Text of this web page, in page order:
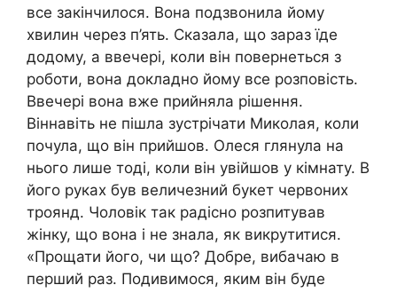
все закінчилося. Вона подзвонила йому
хвилин через п’ять. Сказала, що зараз їде
додому, а ввечері, коли він повернеться з
роботи, вона докладно йому все розповість.
Ввечері вона вже прийняла рішення.
Віннавіть не пішла зустрічати Миколая, коли
почула, що він прийшов. Олеся глянула на
нього лише тоді, коли він увійшов у кімнату. В
його руках був величезний букет червоних
троянд. Чоловік так радісно розпитував
жінку, що вона і не знала, як викрутитися.
«Прощати його, чи що? Добре, вибачаю в
перший раз. Подивимося, яким він буде